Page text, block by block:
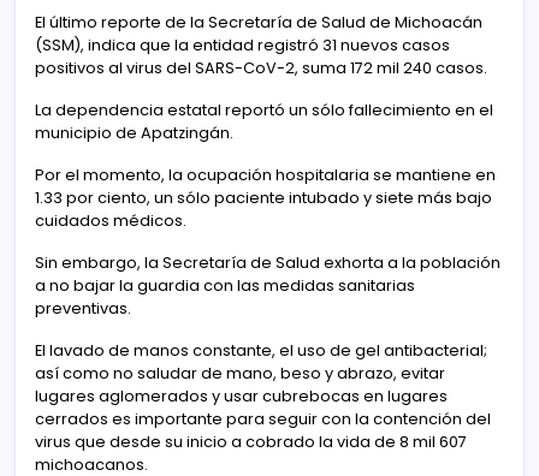
El último reporte de la Secretaría de Salud de Michoacán
(SSM), indica que la entidad registró 31 nuevos casos
positivos al virus del SARS-CoV-2, suma 172 mil 240 casos.
La dependencia estatal reportó un sólo fallecimiento en el
municipio de Apatzingán.
Por el momento, la ocupación hospitalaria se mantiene en
1.33 por ciento, un sólo paciente intubado y siete más bajo
cuidados médicos.
Sin embargo, la Secretaría de Salud exhorta a la población
a no bajar la guardia con las medidas sanitarias
preventivas.
El lavado de manos constante, el uso de gel antibacterial;
así como no saludar de mano, beso y abrazo, evitar
lugares aglomerados y usar cubrebocas en lugares
cerrados es importante para seguir con la contención del
virus que desde su inicio a cobrado la vida de 8 mil 607
michoacanos.